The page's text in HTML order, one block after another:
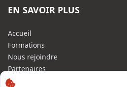
EN SAVOIR PLUS
Accueil
Formations
Nous rejoindre
Partenaires
Autres missions